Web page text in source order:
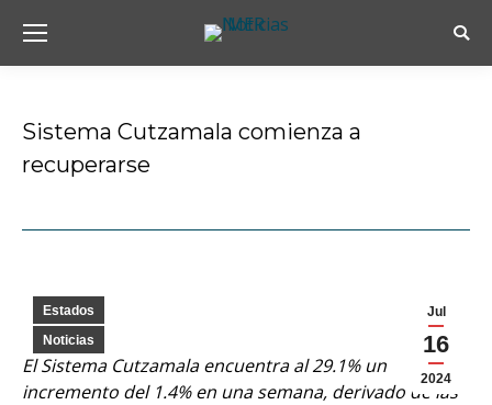
Sistema Cutzamala comienza a
recuperarse
Jul
16
2024
Estados
Noticias
El Sistema Cutzamala encuentra al 29.1% un
incremento del 1.4% en una semana, derivado de las